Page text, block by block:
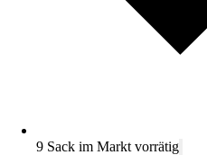
9 Sack im Markt vorrätig